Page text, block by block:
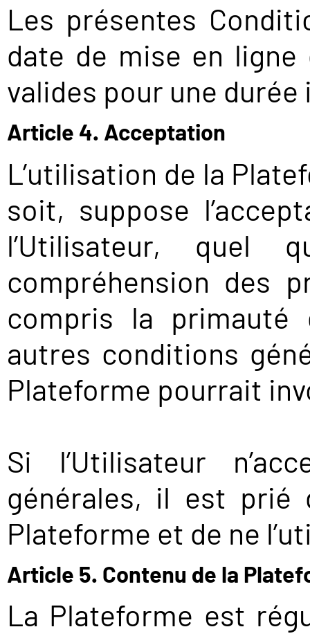
Les présentes
date de mise en
valides pour une
Article 4. Acceptation
L’utilisation de la
soit, suppose
l’Utilisateur, quel
compréhension des
compris la primauté
autres conditions
Plateforme pourrait
Si l’Utilisateur
générales, il est prié
Plateforme et de ne
Article 5. Contenu de la
La Plateforme est